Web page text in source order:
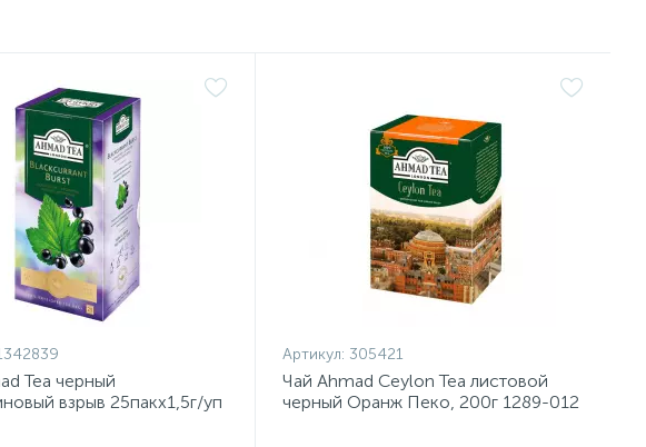
Tea черный
взрыв 25пакx1,5г/уп
Артикул: 305421
Чай Ahmad Ceylon Tea листовой
черный Оранж Пеко, 200г 1289-012